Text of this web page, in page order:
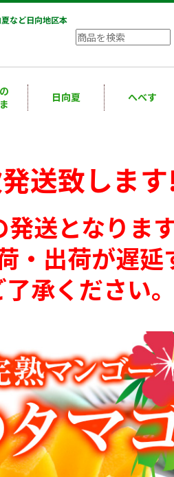
など日向地区本
日向夏 へべす
送致しま
送となります
・出荷が遅延
承ください。